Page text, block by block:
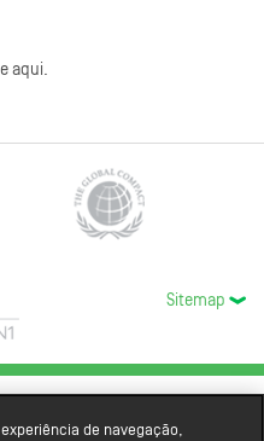
aqui.
Sitemap
de navegação,